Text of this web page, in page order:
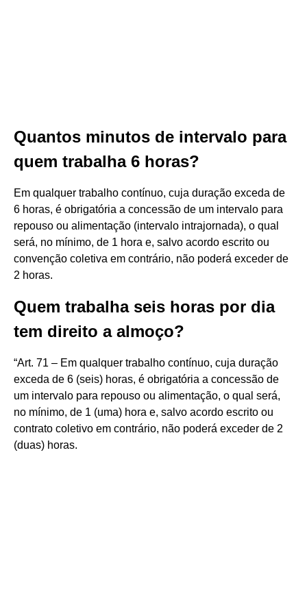
Quantos minutos de intervalo para
quem trabalha 6 horas?
Em qualquer trabalho contínuo, cuja duração exceda de
6 horas, é obrigatória a concessão de um intervalo para
repouso ou alimentação (intervalo intrajornada), o qual
será, no mínimo, de 1 hora e, salvo acordo escrito ou
convenção coletiva em contrário, não poderá exceder de
2 horas.
Quem trabalha seis horas por dia
tem direito a almoço?
“Art. 71 – Em qualquer trabalho contínuo, cuja duração
exceda de 6 (seis) horas, é obrigatória a concessão de
um intervalo para repouso ou alimentação, o qual será,
no mínimo, de 1 (uma) hora e, salvo acordo escrito ou
contrato coletivo em contrário, não poderá exceder de 2
(duas) horas.